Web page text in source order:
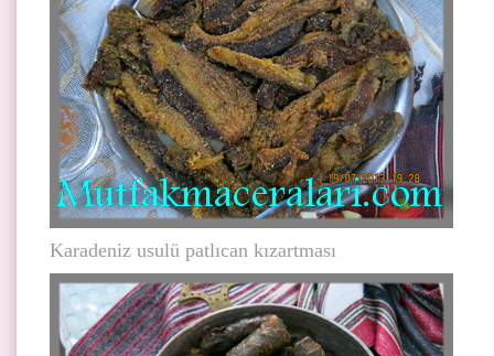
Karadeniz usulü patlıcan kızartması